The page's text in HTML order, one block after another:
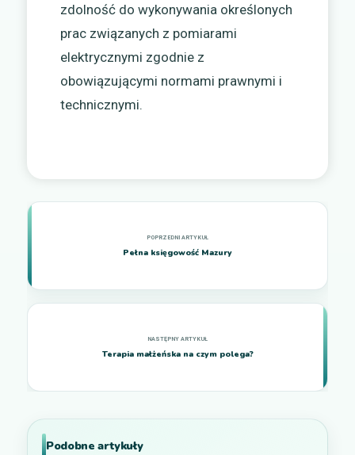
zdolność do wykonywania określonych
prac związanych z pomiarami
elektrycznymi zgodnie z
obowiązującymi normami prawnymi i
technicznymi.
Pełna księgowość Mazury
Terapia małżeńska na czym polega?
Podobne artykuły